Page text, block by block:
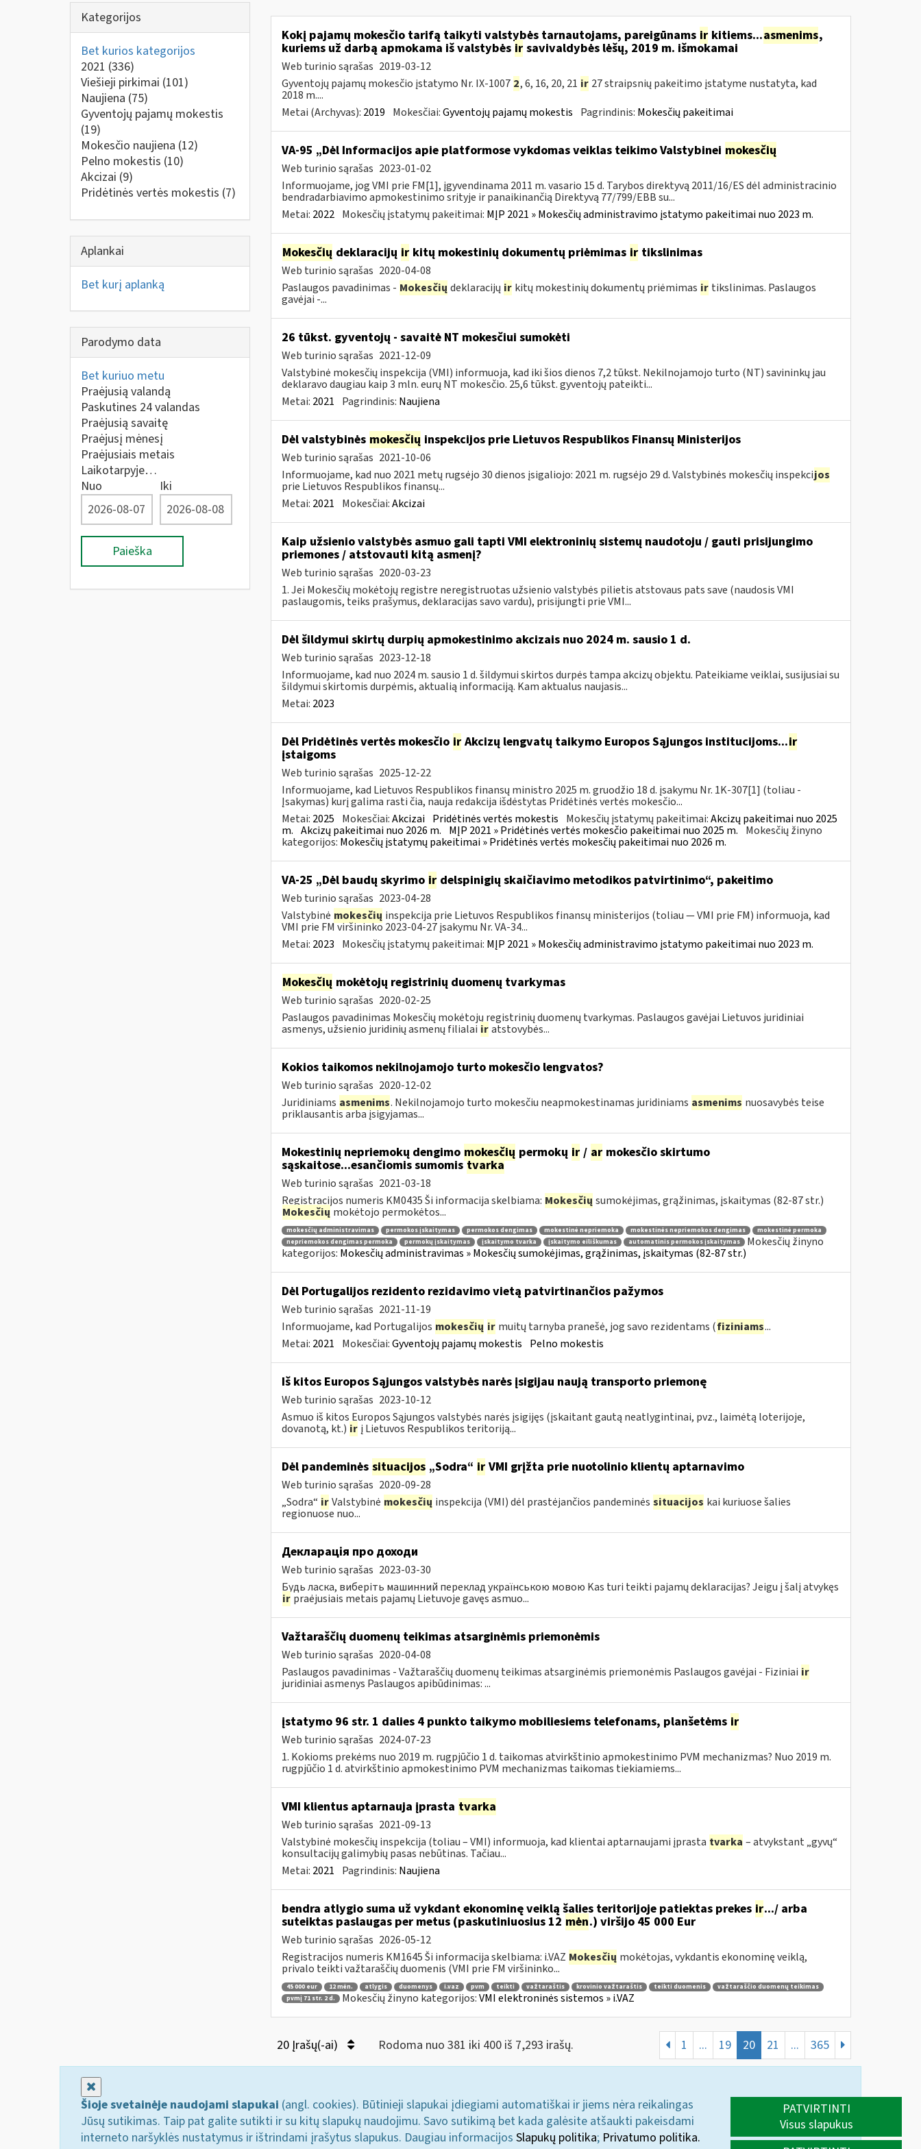
Kategorijos
Bet kurios kategorijos
2021 (336)
Viešieji pirkimai (101)
Naujiena (75)
Gyventojų pajamų mokestis
(19)
Mokesčio naujiena (12)
Pelno mokestis (10)
Akcizai (9)
Pridėtinės vertės mokestis (7)
Aplankai
Bet kurį aplanką
Parodymo data
Bet kuriuo metu
Praėjusią valandą
Paskutines 24 valandas
Praėjusią savaitę
Praėjusį mėnesį
Praėjusiais metais
Laikotarpyje…
Nuo
Iki
Paieška
Kokį pajamų mokesčio tarifą taikyti valstybės tarnautojams, pareigūnams irkitiems...asmenims,
kuriems už darbą apmokama iš valstybės irsavivaldybės lėšų, 2019 m. išmokamai
Web turinio sąrašas 2019-03-12
Gyventojų pajamų mokesčio įstatymo Nr. IX-1007 2, 6, 16, 20, 21 ir 27 straipsnių pakeitimo įstatyme nustatyta, kad
2018 m....
Metai (Archyvas): 2019 Mokesčiai:Gyventojų pajamų mokestis Pagrindinis: Mokesčių pakeitimai
VA-95 „Dėl Informacijos apie platformose vykdomas veiklas teikimo Valstybinei mokesčių
Web turinio sąrašas 2023-01-02
Informuojame, jog VMI prie FM[1], įgyvendinama 2011 m. vasario 15 d. Tarybos direktyvą 2011/16/ES dėl administracinio
bendradarbiavimo apmokestinimo srityje ir panaikinančią Direktyvą 77/799/EBB su...
Metai: 2022 Mokesčių įstatymų pakeitimai: MĮP 2021 » Mokesčių administravimo įstatymo pakeitimai nuo 2023 m.
Mokesčių deklaracijų irkitų mokestinių dokumentų priėmimas irtikslinimas
Web turinio sąrašas 2020-04-08
Paslaugos pavadinimas - Mokesčių deklaracijų ir kitų mokestinių dokumentų priėmimas ir tikslinimas. Paslaugos
gavėjai -...
26 tūkst. gyventojų - savaitė NT mokesčiui sumokėti
Web turinio sąrašas 2021-12-09
Valstybinė mokesčių inspekcija (VMI) informuoja, kad iki šios dienos 7,2 tūkst. Nekilnojamojo turto (NT) savininkų jau
deklaravo daugiau kaip 3 mln. eurų NT mokesčio. 25,6 tūkst. gyventojų pateikti...
Metai: 2021 Pagrindinis: Naujiena
Dėl valstybinės mokesčių inspekcijos prie Lietuvos Respublikos Finansų Ministerijos
Web turinio sąrašas 2021-10-06
Informuojame, kad nuo 2021 metų rugsėjo 30 dienos įsigaliojo: 2021 m. rugsėjo 29 d. Valstybinės mokesčių inspekcijos
prie Lietuvos Respublikos finansų...
Metai: 2021 Mokesčiai:Akcizai
Kaip užsienio valstybės asmuo gali tapti VMI elektroninių sistemų naudotoju / gauti prisijungimo
priemones / atstovauti kitą asmenį?
Web turinio sąrašas 2020-03-23
1. Jei Mokesčių mokėtojų registre neregistruotas užsienio valstybės pilietis atstovaus pats save (naudosis VMI
paslaugomis, teiks prašymus, deklaracijas savo vardu), prisijungti prie VMI...
Dėl šildymui skirtų durpių apmokestinimo akcizais nuo 2024 m. sausio 1 d.
Web turinio sąrašas 2023-12-18
Informuojame, kad nuo 2024 m. sausio 1 d. šildymui skirtos durpės tampa akcizų objektu. Pateikiame veiklai, susijusiai su
šildymui skirtomis durpėmis, aktualią informaciją. Kam aktualus naujasis...
Metai: 2023
Dėl Pridėtinės vertės mokesčio irAkcizų lengvatų taikymo Europos Sąjungos institucijoms...ir
įstaigoms
Web turinio sąrašas 2025-12-22
Informuojame, kad Lietuvos Respublikos finansų ministro 2025 m. gruodžio 18 d. įsakymu Nr. 1K-307[1] (toliau -
Įsakymas) kurį galima rasti čia, nauja redakcija išdėstytas Pridėtinės vertės mokesčio...
Metai: 2025 Mokesčiai:Akcizai Pridėtinės vertės mokestis Mokesčių įstatymų pakeitimai:Akcizų pakeitimai nuo 2025
m. Akcizų pakeitimai nuo 2026 m. MĮP 2021 » Pridėtinės vertės mokesčio pakeitimai nuo 2025 m. Mokesčių žinyno
kategorijos: Mokesčių įstatymų pakeitimai » Pridėtinės vertės mokesčių pakeitimai nuo 2026 m.
VA-25 „Dėl baudų skyrimo irdelspinigių skaičiavimo metodikos patvirtinimo“, pakeitimo
Web turinio sąrašas 2023-04-28
Valstybinė mokesčių inspekcija prie Lietuvos Respublikos finansų ministerijos (toliau ― VMI prie FM) informuoja, kad
VMI prie FM viršininko 2023-04-27 įsakymu Nr. VA-34...
Metai: 2023 Mokesčių įstatymų pakeitimai: MĮP 2021 » Mokesčių administravimo įstatymo pakeitimai nuo 2023 m.
Mokesčių mokėtojų registrinių duomenų tvarkymas
Web turinio sąrašas 2020-02-25
Paslaugos pavadinimas Mokesčių mokėtojų registrinių duomenų tvarkymas. Paslaugos gavėjai Lietuvos juridiniai
asmenys, užsienio juridinių asmenų filialai ir atstovybės...
Kokios taikomos nekilnojamojo turto mokesčio lengvatos?
Web turinio sąrašas 2020-12-02
Juridiniams asmenims. Nekilnojamojo turto mokesčiu neapmokestinamas juridiniams asmenims nuosavybės teise
priklausantis arba įsigyjamas...
Mokestinių nepriemokų dengimo mokesčių permokų ir/ armokesčio skirtumo
sąskaitose...esančiomis sumomistvarka
Web turinio sąrašas 2021-03-18
Registracijos numeris KM0435 Ši informacija skelbiama: Mokesčių sumokėjimas, grąžinimas, įskaitymas (82-87 str.)
Mokesčių mokėtojo permokėtos...
mokesčių administravimas permokos įskaitymas permokos dengimas mokestinė nepriemoka mokestinės nepriemokos dengimas
mokestinė permoka
nepriemokos dengimas permoka
permokų įskaitymas įskaitymo tvarka įskaitymo eiliškumas automatinis permokos įskaitymas
Mokesčių žinyno
kategorijos: Mokesčių administravimas » Mokesčių sumokėjimas, grąžinimas, įskaitymas (82-87 str.)
Dėl Portugalijos rezidento rezidavimo vietą patvirtinančios pažymos
Web turinio sąrašas 2021-11-19
Informuojame, kad Portugalijos mokesčių ir muitų tarnyba pranešė, jog savo rezidentams (fiziniams...
Metai: 2021 Mokesčiai:Gyventojų pajamų mokestis Pelno mokestis
Iš kitos Europos Sąjungos valstybės narės įsigijau naują transporto priemonę
Web turinio sąrašas 2023-10-12
Asmuo iš kitos Europos Sąjungos valstybės narės įsigijęs (įskaitant gautą neatlygintinai, pvz., laimėtą loterijoje,
dovanotą, kt.) ir į Lietuvos Respublikos teritoriją...
Dėl pandeminės situacijos „Sodra“ irVMI grįžta prie nuotolinio klientų aptarnavimo
Web turinio sąrašas 2020-09-28
„Sodra“ ir Valstybinė mokesčių inspekcija (VMI) dėl prastėjančios pandeminės situacijos kai kuriuose šalies
regionuose nuo...
Декларація про доходи
Web turinio sąrašas 2023-03-30
Будь ласка, виберіть машинний переклад українською мовою Kas turi teikti pajamų deklaracijas? Jeigu į šalį atvykęs
ir praėjusiais metais pajamų Lietuvoje gavęs asmuo...
Važtaraščių duomenų teikimas atsarginėmis priemonėmis
Web turinio sąrašas 2020-04-08
Paslaugos pavadinimas - Važtaraščių duomenų teikimas atsarginėmis priemonėmis Paslaugos gavėjai - Fiziniai ir
juridiniai asmenys Paslaugos apibūdinimas: ...
įstatymo 96 str. 1 dalies 4 punkto taikymo mobiliesiems telefonams, planšetėms ir
Web turinio sąrašas 2024-07-23
1. Kokioms prekėms nuo 2019 m. rugpjūčio 1 d. taikomas atvirkštinio apmokestinimo PVM mechanizmas? Nuo 2019 m.
rugpjūčio 1 d. atvirkštinio apmokestinimo PVM mechanizmas taikomas tiekiamiems...
VMI klientus aptarnauja įprasta tvarka
Web turinio sąrašas 2021-09-13
Valstybinė mokesčių inspekcija (toliau – VMI) informuoja, kad klientai aptarnaujami įprasta tvarka – atvykstant „gyvų“
konsultacijų galimybių pasas nebūtinas. Tačiau...
Metai: 2021 Pagrindinis: Naujiena
bendra atlygio suma už vykdant ekonominę veiklą šalies teritorijoje patiektas prekes ir.../ arba
suteiktas paslaugas per metus (paskutiniuosius 12 mėn.) viršijo 45 000 Eur
Web turinio sąrašas 2026-05-12
Registracijos numeris KM1645 Ši informacija skelbiama: i.VAZ Mokesčių mokėtojas, vykdantis ekonominę veiklą,
privalo teikti važtaraščių duomenis (VMI prie FM viršininko...
45 000 eur 12 mėn. atlygis duomenys i.vaz pvm teikti važtaraštis krovinio važtaraštis teikti duomenis
važtaraščio duomenų teikimas
pvmį 71 str. 2 d.
Mokesčių žinyno kategorijos:VMI elektroninės sistemos » i.VAZ
20 Įrašų(-ai) Rodoma nuo 381 iki 400 iš 7,293 irašų. 1 ... 19 20 21 ... 365
Šioje svetainėje naudojami slapukai (angl. cookies). Būtinieji slapukai įdiegiami automatiškai ir jiems nėra reikalingas
Jūsų sutikimas. Taip pat galite sutikti ir su kitų slapukų naudojimu. Savo sutikimą bet kada galėsite atšaukti pakeisdami
interneto naršyklės nustatymus ir ištrindami įrašytus slapukus. Daugiau informacijos Slapukų politika; Privatumo politika.
PATVIRTINTI
Visus slapukus